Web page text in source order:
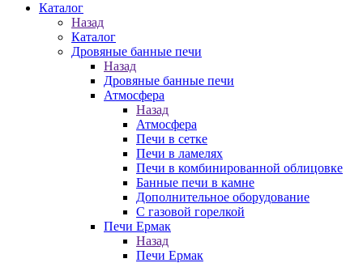
Каталог
Назад
Каталог
Дровяные банные печи
Назад
Дровяные банные печи
Атмосфера
Назад
Атмосфера
Печи в сетке
Печи в ламелях
Печи в комбинированной облицовке
Банные печи в камне
Дополнительное оборудование
С газовой горелкой
Печи Ермак
Назад
Печи Ермак